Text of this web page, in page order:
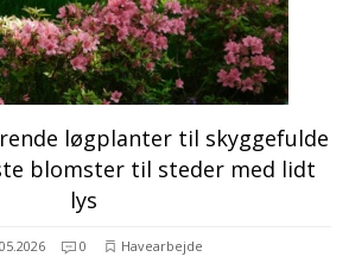
løgplanter til skyggefulde
blomster til steder med lidt
lys
0 Havearbejde